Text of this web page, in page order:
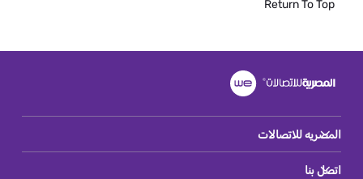
Return To Top
المصريه للاتصالات
اتصل بنا